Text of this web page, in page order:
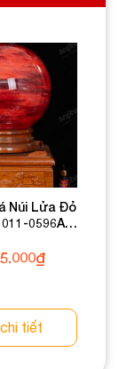
Núi Lửa Đỏ
0596A-
₫
tiết